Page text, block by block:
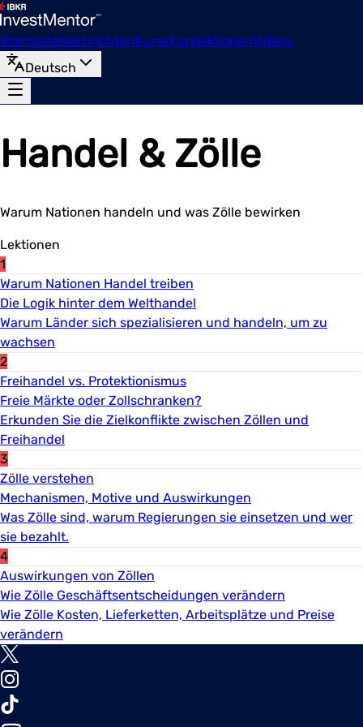
StartseiteNachrichtenKurseKurzlektionenVideos
Deutsch
Handel & Zölle
Warum Nationen handeln und was Zölle bewirken
Lektionen
1
Warum Nationen Handel treiben
Die Logik hinter dem Welthandel
Warum Länder sich spezialisieren und handeln, um zu
wachsen
2
Freihandel vs. Protektionismus
Freie Märkte oder Zollschranken?
Erkunden Sie die Zielkonflikte zwischen Zöllen und
Freihandel
3
Zölle verstehen
Mechanismen, Motive und Auswirkungen
Was Zölle sind, warum Regierungen sie einsetzen und wer
sie bezahlt.
4
Auswirkungen von Zöllen
Wie Zölle Geschäftsentscheidungen verändern
Wie Zölle Kosten, Lieferketten, Arbeitsplätze und Preise
verändern